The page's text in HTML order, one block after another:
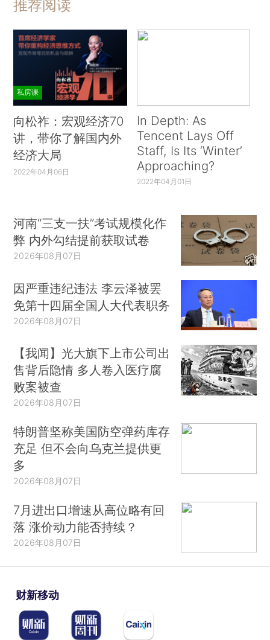
推荐阅读
私房课
向松祚：宏观经济70
讲，带你了解国内外
经济大局
2022年04月06日
In Depth: As
Tencent Lays Off
Staff, Is Its ‘Winter’
Approaching?
2022年04月01日
河南“三支一扶”考试规模化作
弊 内外勾结提前获取试卷
2026年08月07日
因严重违纪违法 李云泽被罢
免第十四届全国人大代表职务
2026年08月07日
【我闻】光大旗下上市公司出
售背后隐情 多人卷入医疗腐
败案被查
2026年08月07日
特朗普坚称美国防空弹药库存
充足 但不会向乌克兰提供更
多
2026年08月07日
7月进出口增速从高位略有回
落 涨价动力能否持续？
2026年08月07日
财新移动